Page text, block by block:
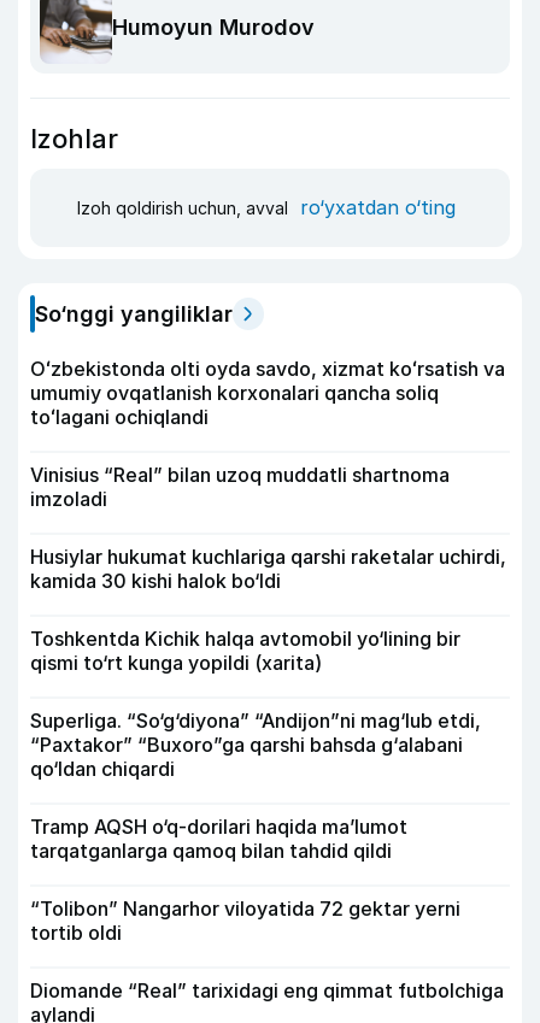
Humoyun Murodov
Izohlar
Izoh qoldirish uchun, avval ro‘yxatdan o‘ting
So‘nggi yangiliklar
Oʻzbekistonda olti oyda savdo, xizmat koʻrsatish va
umumiy ovqatlanish korxonalari qancha soliq
toʻlagani ochiqlandi
Vinisius “Real” bilan uzoq muddatli shartnoma
imzoladi
Husiylar hukumat kuchlariga qarshi raketalar uchirdi,
kamida 30 kishi halok bo‘ldi
Toshkentda Kichik halqa avtomobil yo‘lining bir
qismi to‘rt kunga yopildi (xarita)
Superliga. “So‘g‘diyona” “Andijon”ni mag‘lub etdi,
“Paxtakor” “Buxoro”ga qarshi bahsda g‘alabani
qo‘ldan chiqardi
Tramp AQSH o‘q-dorilari haqida ma’lumot
tarqatganlarga qamoq bilan tahdid qildi
“Tolibon” Nangarhor viloyatida 72 gektar yerni
tortib oldi
Diomande “Real” tarixidagi eng qimmat futbolchiga
aylandi